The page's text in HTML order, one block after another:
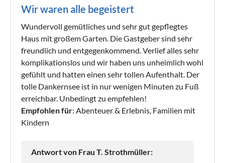
Wir waren alle begeistert
Wundervoll gemütliches und sehr gut gepflegtes
Haus mit großem Garten. Die Gastgeber sind sehr
freundlich und entgegenkommend. Verlief alles sehr
komplikationslos und wir haben uns unheimlich wohl
gefühlt und hatten einen sehr tollen Aufenthalt. Der
tolle Dankernsee ist in nur wenigen Minuten zu Fuß
erreichbar. Unbedingt zu empfehlen!
Empfohlen für: Abenteuer & Erlebnis, Familien mit
Kindern
Antwort von Frau T. Strothmüller: